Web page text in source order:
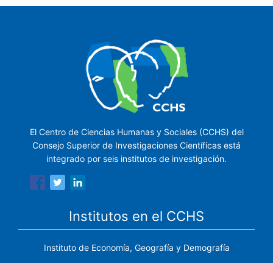
El Centro de Ciencias Humanas y Sociales (CCHS) del
Consejo Superior de Investigaciones Científicas está
integrado por seis institutos de investigación.
Institutos en el CCHS
Instituto de Economía, Geografía y Demografía